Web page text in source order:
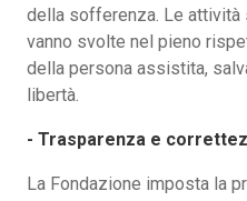
della sofferenza. Le
vanno svolte nel pieno
della persona assistita,
libertà.
- Trasparenza e
La Fondazione imposta la